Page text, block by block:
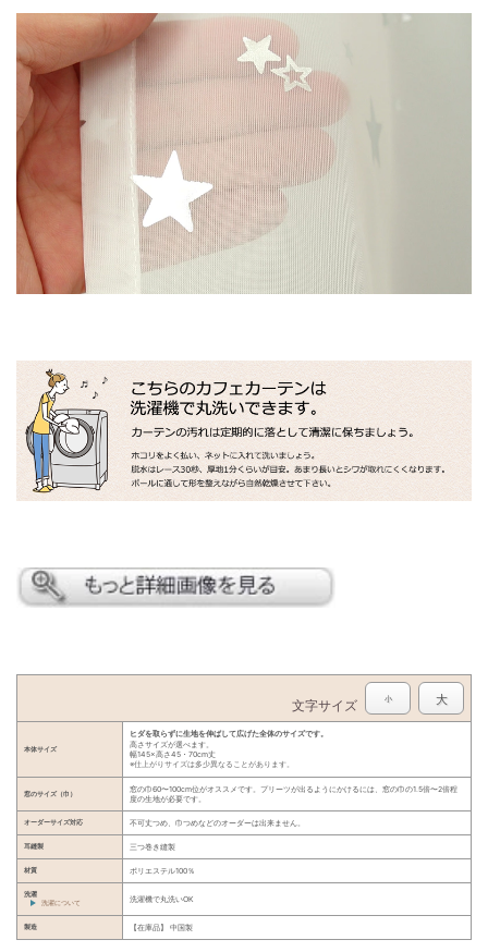
文字サイズ 小 大
本体サイズ
ヒダを取らずに生地を伸ばして広げた全体のサイズです。
高さサイズが選べます。
幅145×高さ45・70cm丈
※仕上がりサイズは多少異なることがあります。
窓のサイズ（巾）
窓の巾60〜100cm位がオススメです。プリーツが出るようにかけるには、窓の巾の1.5倍〜2倍程
度の生地が必要です。
オーダーサイズ対応 不可丈つめ、巾つめなどのオーダーは出来ません。
耳縫製 三つ巻き縫製
材質 ポリエステル100％
洗濯
洗濯について
洗濯機で丸洗いOK
製造 【在庫品】 中国製